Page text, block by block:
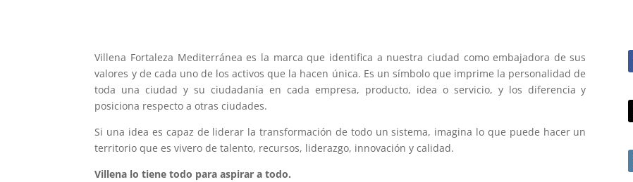
Villena Fortaleza Mediterránea es la marca que identifica a nuestra ciudad como embajadora de sus
valores y de cada uno de los activos que la hacen única. Es un símbolo que imprime la personalidad de
toda una ciudad y su ciudadanía en cada empresa, producto, idea o servicio, y los diferencia y
posiciona respecto a otras ciudades.
Si una idea es capaz de liderar la transformación de todo un sistema, imagina lo que puede hacer un
territorio que es vivero de talento, recursos, liderazgo, innovación y calidad.
Villena lo tiene todo para aspirar a todo.